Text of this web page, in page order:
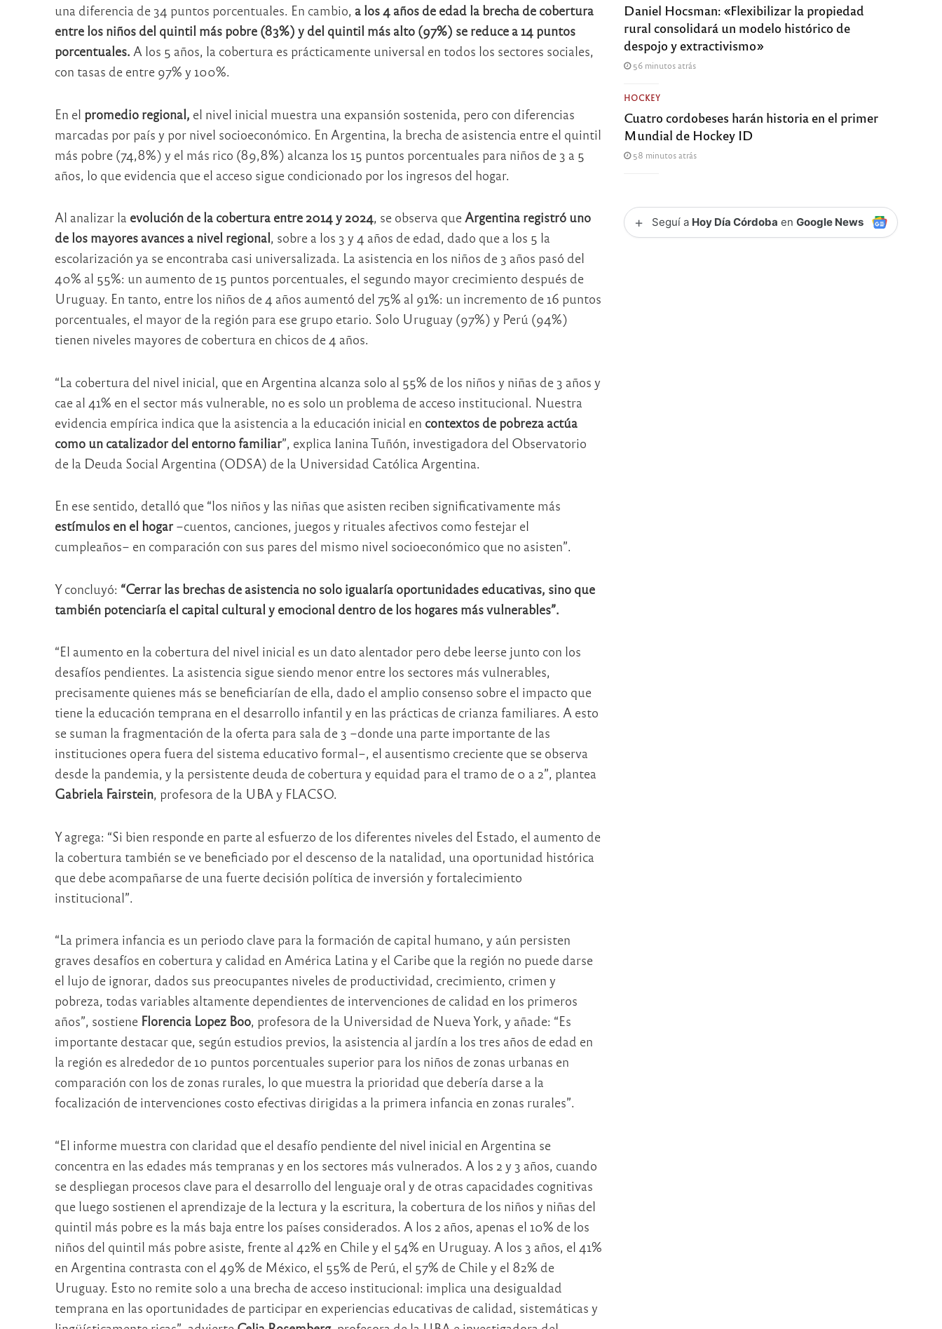
una diferencia de 34 puntos porcentuales. En cambio, a los 4 años de edad la brecha de cobertura
entre los niños del quintil más pobre (83%) y del quintil más alto (97%) se reduce a 14 puntos
porcentuales. A los 5 años, la cobertura es prácticamente universal en todos los sectores sociales,
con tasas de entre 97% y 100%.
En el promedio regional, el nivel inicial muestra una expansión sostenida, pero con diferencias
marcadas por país y por nivel socioeconómico. En Argentina, la brecha de asistencia entre el quintil
más pobre (74,8%) y el más rico (89,8%) alcanza los 15 puntos porcentuales para niños de 3 a 5
años, lo que evidencia que el acceso sigue condicionado por los ingresos del hogar.
Al analizar la evolución de la cobertura entre 2014 y 2024, se observa queArgentina registró uno
de los mayores avances a nivel regional, sobre a los 3 y 4 años de edad, dado que a los 5 la
escolarización ya se encontraba casi universalizada. La asistencia en los niños de 3 años pasó del
40% al 55%: un aumento de 15 puntos porcentuales, el segundo mayor crecimiento después de
Uruguay. En tanto, entre los niños de 4 años aumentó del 75% al 91%: un incremento de 16 puntos
porcentuales, el mayor de la región para ese grupo etario. Solo Uruguay (97%) y Perú (94%)
tienen niveles mayores de cobertura en chicos de 4 años.
“La cobertura del nivel inicial, que en Argentina alcanza solo al 55% de los niños y niñas de 3 años y
cae al 41% en el sector más vulnerable, no es solo un problema de acceso institucional. Nuestra
evidencia empírica indica que la asistencia a la educación inicial en contextos de pobreza actúa
como un catalizador del entorno familiar”, explica Ianina Tuñón, investigadora del Observatorio
de la Deuda Social Argentina (ODSA) de la Universidad Católica Argentina.
En ese sentido, detalló que “los niños y las niñas que asisten reciben significativamente más
estímulos en el hogar–cuentos, canciones, juegos y rituales afectivos como festejar el
cumpleaños– en comparación con sus pares del mismo nivel socioeconómico que no asisten”.
Y concluyó: “Cerrar las brechas de asistencia no solo igualaría oportunidades educativas, sino que
también potenciaría el capital cultural y emocional dentro de los hogares más vulnerables”.
“El aumento en la cobertura del nivel inicial es un dato alentador pero debe leerse junto con los
desafíos pendientes. La asistencia sigue siendo menor entre los sectores más vulnerables,
precisamente quienes más se beneficiarían de ella, dado el amplio consenso sobre el impacto que
tiene la educación temprana en el desarrollo infantil y en las prácticas de crianza familiares. A esto
se suman la fragmentación de la oferta para sala de 3 –donde una parte importante de las
instituciones opera fuera del sistema educativo formal–, el ausentismo creciente que se observa
desde la pandemia, y la persistente deuda de cobertura y equidad para el tramo de 0 a 2”, plantea
Gabriela Fairstein, profesora de la UBA y FLACSO.
Y agrega: “Si bien responde en parte al esfuerzo de los diferentes niveles del Estado, el aumento de
la cobertura también se ve beneficiado por el descenso de la natalidad, una oportunidad histórica
que debe acompañarse de una fuerte decisión política de inversión y fortalecimiento
institucional”.
“La primera infancia es un periodo clave para la formación de capital humano, y aún persisten
graves desafíos en cobertura y calidad en América Latina y el Caribe que la región no puede darse
el lujo de ignorar, dados sus preocupantes niveles de productividad, crecimiento, crimen y
pobreza, todas variables altamente dependientes de intervenciones de calidad en los primeros
años”, sostiene Florencia Lopez Boo, profesora de la Universidad de Nueva York, y añade: “Es
importante destacar que, según estudios previos, la asistencia al jardín a los tres años de edad en
la región es alrededor de 10 puntos porcentuales superior para los niños de zonas urbanas en
comparación con los de zonas rurales, lo que muestra la prioridad que debería darse a la
focalización de intervenciones costo efectivas dirigidas a la primera infancia en zonas rurales”.
“El informe muestra con claridad que el desafío pendiente del nivel inicial en Argentina se
concentra en las edades más tempranas y en los sectores más vulnerados. A los 2 y 3 años, cuando
se despliegan procesos clave para el desarrollo del lenguaje oral y de otras capacidades cognitivas
que luego sostienen el aprendizaje de la lectura y la escritura, la cobertura de los niños y niñas del
quintil más pobre es la más baja entre los países considerados. A los 2 años, apenas el 10% de los
niños del quintil más pobre asiste, frente al 42% en Chile y el 54% en Uruguay. A los 3 años, el 41%
en Argentina contrasta con el 49% de México, el 55% de Perú, el 57% de Chile y el 82% de
Uruguay. Esto no remite solo a una brecha de acceso institucional: implica una desigualdad
temprana en las oportunidades de participar en experiencias educativas de calidad, sistemáticas y
Daniel Hocsman: «Flexibilizar la propiedad
rural consolidará un modelo histórico de
despojo y extractivismo»
56 minutos atrás
HOCKEY
Cuatro cordobeses harán historia en el primer
Mundial de Hockey ID
58 minutos atrás
+ Seguí a Hoy Día Córdoba enGoogle News